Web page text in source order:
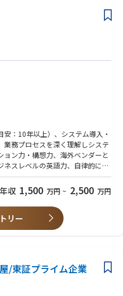
：10年以上）、システム導入・
務プロセスを深く理解しシステ
ン力・構想力、海外ベンダーと
スレベルの英語力、自律的に課
ェクトを推進できる方
アルタイムで複雑なデータ処理
ド・データベース・セキュリテ
収 1,500 万円 ~ 2,500 万円
リー
/東証プライム企業